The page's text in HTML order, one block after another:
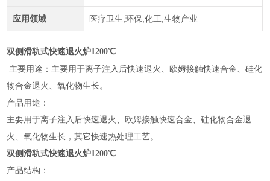
应用领域 医疗卫生,环保,化工,生物产业
双侧滑轨式快速退火炉1200℃
主要用途：主要用于离子注入后快速退火、欧姆接触快速合金、硅化
物合金退火、氧化物生长。
产品用途：
主要用于离子注入后快速退火、欧姆接触快速合金、硅化物合金退
火、氧化物生长，其它快速热处理工艺。
双侧滑轨式快速退火炉1200℃
产品结构：